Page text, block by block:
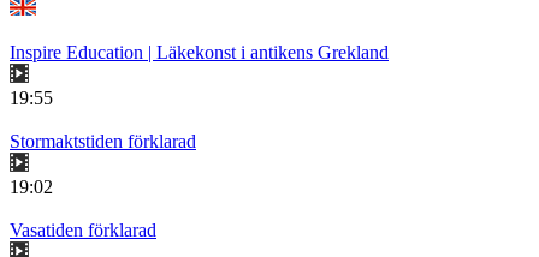
Inspire Education | Läkekonst i antikens Grekland
19:55
Stormaktstiden förklarad
19:02
Vasatiden förklarad